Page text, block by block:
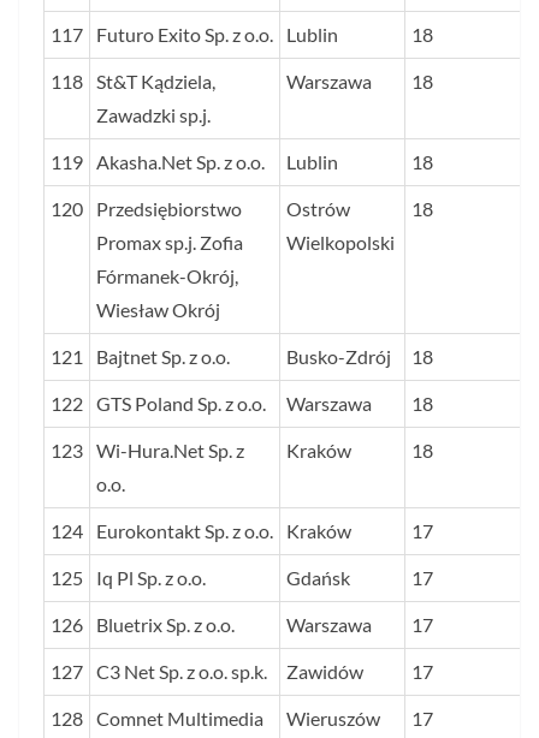
117 Futuro Exito Sp. z o.o. Lublin 18
118
St&T Kądziela,
Zawadzki sp.j.
Warszawa 18
119 Akasha.Net Sp. z o.o. Lublin 18
120
Przedsiębiorstwo
Promax sp.j. Zofia
Fórmanek-Okrój,
Wiesław Okrój
Ostrów
Wielkopolski
18
121 Bajtnet Sp. z o.o. Busko-Zdrój 18
122 GTS Poland Sp. z o.o. Warszawa 18
123 Wi-Hura.Net Sp. z
o.o.
Kraków 18
124 Eurokontakt Sp. z o.o. Kraków 17
125 Iq Pl Sp. z o.o. Gdańsk 17
126 Bluetrix Sp. z o.o. Warszawa 17
127 C3 Net Sp. z o.o. sp.k. Zawidów 17
128 Comnet Multimedia
Wieruszów 17